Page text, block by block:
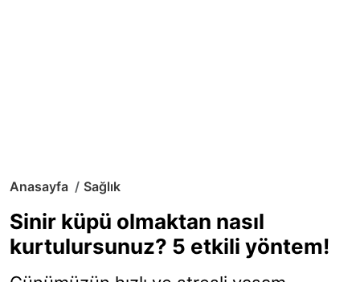
Anasayfa Sağlık
Sinir küpü olmaktan nasıl
kurtulursunuz? 5 etkili yöntem!